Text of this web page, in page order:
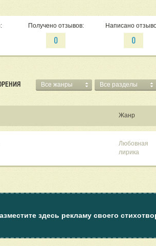
Получено отзывов:
0
Написано
0
Все жанры Все разделы
Жанр
Любовная
лирика
здесь рекламу своего